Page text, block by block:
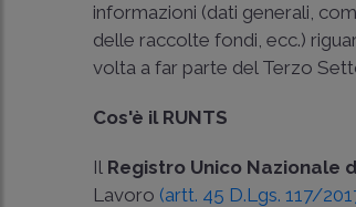
informazioni (dati generali,
delle raccolte fondi, ecc.)
volta a far parte del Terzo
Cos'è il RUNTS
Il Registro Unico Nazionale
Lavoro (artt. 45 D.Lgs. 117/